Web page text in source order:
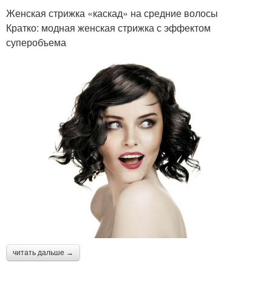
Женская стрижка «каскад» на средние волосы
Кратко: модная женская стрижка с эффектом
суперобъема
читать дальше →